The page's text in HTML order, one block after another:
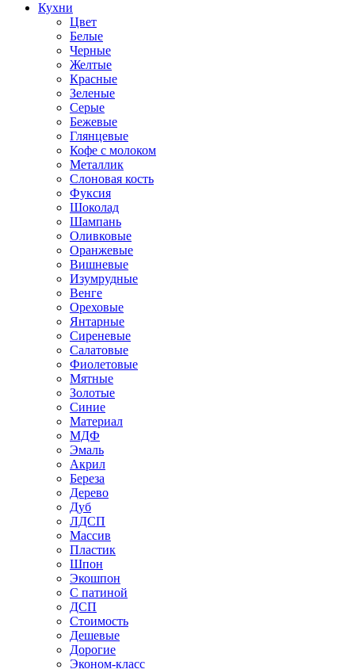
Кухни
Цвет
Белые
Черные
Желтые
Красные
Зеленые
Серые
Бежевые
Глянцевые
Кофе с молоком
Металлик
Слоновая кость
Фуксия
Шоколад
Шампань
Оливковые
Оранжевые
Вишневые
Изумрудные
Венге
Ореховые
Янтарные
Сиреневые
Салатовые
Фиолетовые
Мятные
Золотые
Синие
Материал
МДФ
Эмаль
Акрил
Береза
Дерево
Дуб
ЛДСП
Массив
Пластик
Шпон
Экошпон
С патиной
ДСП
Стоимость
Дешевые
Дорогие
Эконом-класс